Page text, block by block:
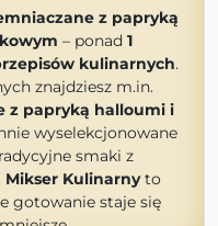
z papryką
– ponad 1
kulinarnych.
znajdziesz m.in.
z papryką halloumi i
wyselekcjonowane
smaki z
Mikser Kulinarnyto
gotowanie staje się